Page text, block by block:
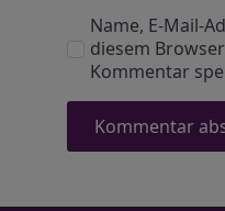
Name, E-Mail-
diesem
Kommentar